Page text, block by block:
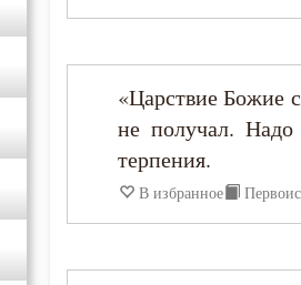
Диадох
Димитрий Ростовский
Ефрем Сирин
«Царствие Божие
не получал. Надо
терпения.
В избранное